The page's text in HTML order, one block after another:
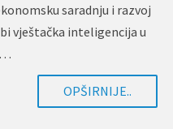
saradnju i razvoj
vještačka inteligencija u
OPŠIRNIJE..